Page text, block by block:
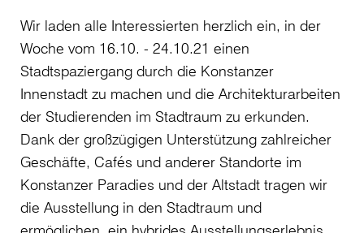
Wir laden alle Interessierten herzlich ein, in der
Woche vom 16.10. - 24.10.21 einen
Stadtspaziergang durch die Konstanzer
Innenstadt zu machen und die Architekturarbeiten
der Studierenden im Stadtraum zu erkunden.
Dank der großzügigen Unterstützung zahlreicher
Geschäfte, Cafés und anderer Standorte im
Konstanzer Paradies und der Altstadt tragen wir
die Ausstellung in den Stadtraum und
ermöglichen ein hybrides Ausstellungserlebnis.